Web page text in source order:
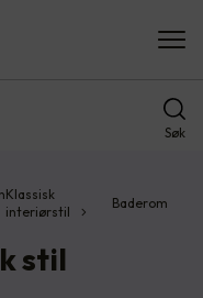
Søk
Klassisk
interiørstil
Baderom
stil